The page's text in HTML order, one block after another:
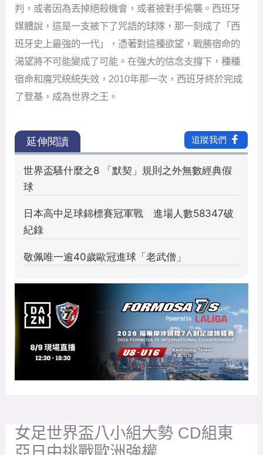
判，或者因為丟掉絕殺機會，或者被對手偷襲。西班牙
媒體說，這是一支被下了咒語的球隊，那一刻成了「西
班牙史上最強的一代」，憑著對這種欲望，戰勝宿命的
渴望將不可能變成了可能。在強大的信念支撐下，種種
宿命和魔咒統統失效，2010年那一次，西班牙終於完成
了登基，成為世界之王。
女足世界盃八小組大勢 CD組東
亞日中挑戰歐洲強權